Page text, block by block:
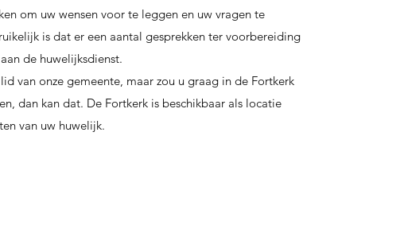
om uw wensen voor te leggen en uw vragen te
is dat er een aantal gesprekken ter voorbereiding
de huwelijksdienst.
van onze gemeente, maar zou u graag in de Fortkerk
dan kan dat. De Fortkerk is beschikbaar als locatie
van uw huwelijk.